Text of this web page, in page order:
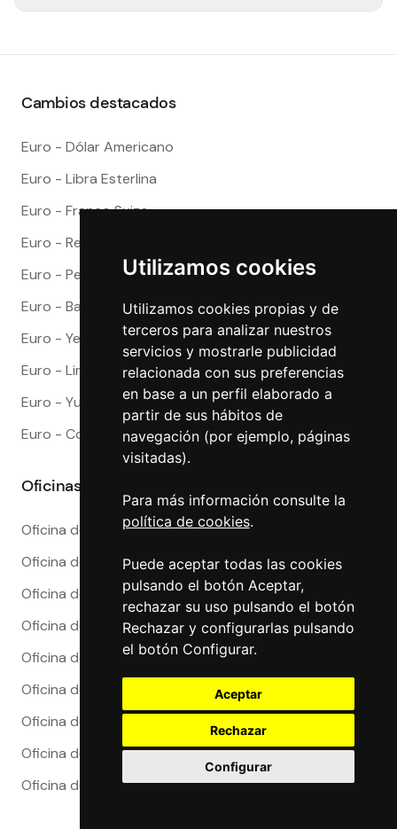
Utilizamos cookies
Utilizamos cookies propias y de
terceros para analizar nuestros
servicios y mostrarle publicidad
relacionada con sus preferencias
en base a un perfil elaborado a
partir de sus hábitos de
navegación (por ejemplo, páginas
visitadas).
Para más información consulte la
política de cookies.
Puede aceptar todas las cookies
pulsando el botón Aceptar,
rechazar su uso pulsando el botón
Rechazar y configurarlas pulsando
el botón Configurar.
Aceptar
Rechazar
Configurar
Cambios destacados
Euro - Dólar Americano
Euro - Libra Esterlina
Euro - Franco Suizo
Euro - Real Brasileño
Euro - Peso Mexicano
Euro - Baht Tailandes
Euro - Yen Japones
Euro - Lira Turca
Euro - Yuan Chino
Euro - Corona Danesa
Oficinas
Oficina de Cambio en Alicante
Oficina de Cambio en Barcelona
Oficina de Cambio en Córdoba
Oficina de Cambio en Granada
Oficina de Cambio en Madrid
Oficina de Cambio en Málaga
Oficina de Cambio en Marbella
Oficina de Cambio en Sevilla
Oficina de Cambio en Valencia